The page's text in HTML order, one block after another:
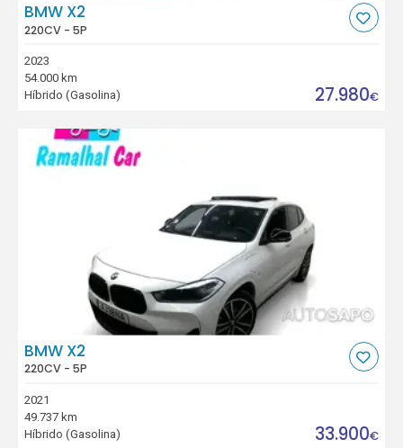
BMW X2
220CV - 5P
2023
54.000 km
Híbrido (Gasolina)
27.980€
BMW X2
220CV - 5P
2021
49.737 km
Híbrido (Gasolina)
33.900€